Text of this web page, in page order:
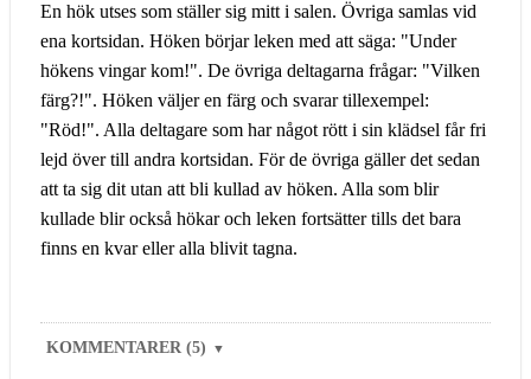
En hök utses som ställer sig mitt i salen. Övriga samlas vid
ena kortsidan. Höken börjar leken med att säga: "Under
hökens vingar kom!". De övriga deltagarna frågar: "Vilken
färg?!". Höken väljer en färg och svarar tillexempel:
"Röd!". Alla deltagare som har något rött i sin klädsel får fri
lejd över till andra kortsidan. För de övriga gäller det sedan
att ta sig dit utan att bli kullad av höken. Alla som blir
kullade blir också hökar och leken fortsätter tills det bara
finns en kvar eller alla blivit tagna.
KOMMENTARER (5) ▼